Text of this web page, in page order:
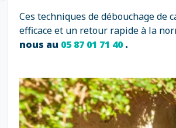
Ces techniques de débouchage
efficace et un retour rapide à la
nous au 05 87 01 71 40.